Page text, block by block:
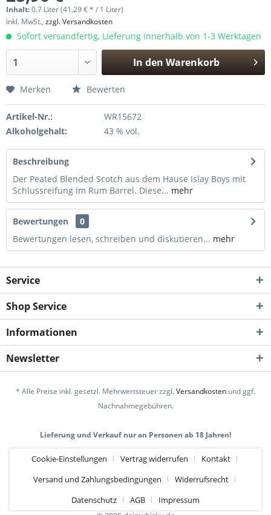
Inhalt:0.7 Liter (41,29 € * / 1 Liter)
inkl. MwSt., zzgl. Versandkosten
Sofort versandfertig, Lieferung innerhalb von 1-3 Werktagen
In den Warenkorb
Merken Bewerten
Artikel-Nr.:
WR15672
Alkoholgehalt:
43 % vol.
Beschreibung
Der Peated Blended Scotch aus dem Hause Islay Boys mit
Schlussreifung im Rum Barrel. Diese... mehr
Bewertungen
0
Bewertungen lesen, schreiben und diskutieren... mehr
Service
Shop Service
Informationen
Newsletter
* Alle Preise inkl. gesetzl. Mehrwertsteuer zzgl.Versandkosten und ggf.
Nachnahmegebühren.
Lieferung und Verkauf nur an Personen ab 18 Jahren!
Cookie-Einstellungen Vertrag widerrufen
Kontakt
Versand und Zahlungsbedingungen
Widerrufsrecht
Datenschutz
AGB
Impressum